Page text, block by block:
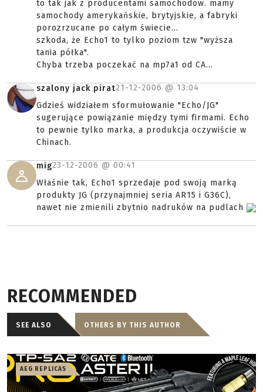
to tak jak z producentami samochodów. mamy
samochody amerykańskie, brytyjskie, a fabryki
porozrzucane po całym świecie...
szkoda, że Echo1 to tylko poziom tzw "wyższa
tania półka".
Chyba trzeba poczekać na mp7a1 od CA...
szalony jack pirat21-12-2006 @ 13:04
Gdzieś widziałem sformułowanie "Echo/JG"
sugerujące powiązanie między tymi firmami. Echo
to pewnie tylko marka, a produkcja oczywiście w
Chinach.
mig23-12-2006 @ 00:41
Właśnie tak, Echo1 sprzedaje pod swoją marką
produkty JG (przynajmniej seria AR15 i G36C),
nawet nie zmienili zbytnio nadruków na pudlach
RECOMMENDED
SEE ALSO OTHERS BY THIS AUTHOR
AEG REPLICAS